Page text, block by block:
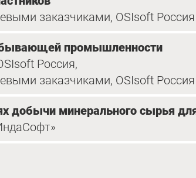
заказчиками, OSIsoft Россия
промышленности
Россия,
заказчиками, OSIsoft Россия
добычи минерального сырья